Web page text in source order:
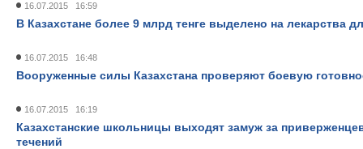
16.07.2015 16:59
В Казахстане более 9 млрд тенге выделено на лекарства
16.07.2015 16:48
Вооруженные силы Казахстана проверяют боевую
16.07.2015 16:19
Казахстанские школьницы выходят замуж за
течений